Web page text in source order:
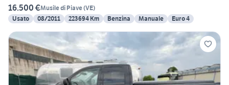
16.500 €Musile di Piave(VE)
Usato
08/2011 223694 Km Benzina Manuale Euro 4